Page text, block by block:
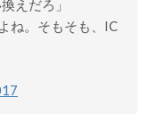
えだろ」
ね。そもそも、IC